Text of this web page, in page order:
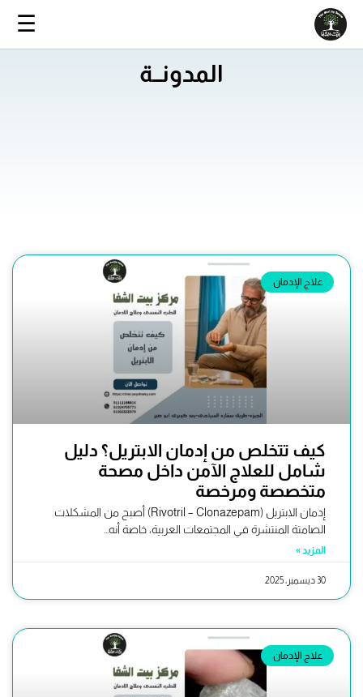
تخطي
☰
المدونــة
علاج الإدمان
كيف تتخلص من إدمان الابتريل؟ دليل
شامل للعلاج الآمن داخل مصحة
متخصصة ومرخصة
إدمان الابتريل (Rivotril – Clonazepam) أصبح من المشكلات
الصامتة المنتشرة في المجتمعات العربية، خاصة أنه...
المزيد »
30 ديسمبر، 2025
علاج الإدمان
Page
Page
Page